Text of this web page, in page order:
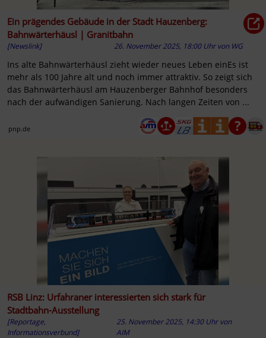
Ein prägendes Gebäude in der Stadt Hauzenberg:
Bahnwärterhäusl | Granitbahn
[Newslink] 26. November 2025, 18:00 Uhr von WG
Ins alte Bahnwärterhäusl zieht wieder neues Leben einEs ist
mehr als 100 Jahre alt und noch immer attraktiv. So zeigt sich
das Bahnwärterhäusl am Hauzenberger Bahnhof besonders
nach der aufwändigen Sanierung. Nach langen Zeiten von ...
pnp.de
RSB Linz: Urfahraner interessierten sich stark für
Stadtbahn-Ausstellung
[Reportage,
Informationsverbund]
25. November 2025, 14:30 Uhr von
AIM